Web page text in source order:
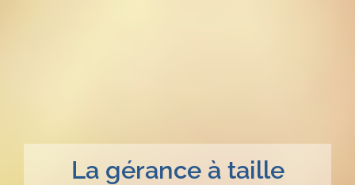
La gérance à taille